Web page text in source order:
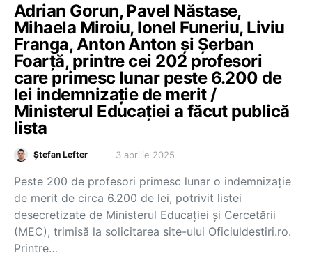
Adrian Gorun, Pavel Năstase,
Mihaela Miroiu, Ionel Funeriu, Liviu
Franga, Anton Anton și Șerban
Foarță, printre cei 202 profesori
care primesc lunar peste 6.200 de
lei indemnizație de merit /
Ministerul Educației a făcut publică
lista
Ștefan Lefter 3 aprilie 2025
Peste 200 de profesori primesc lunar o indemnizație
de merit de circa 6.200 de lei, potrivit listei
desecretizate de Ministerul Educației și Cercetării
(MEC), trimisă la solicitarea site-ului Oficiuldestiri.ro.
Printre…